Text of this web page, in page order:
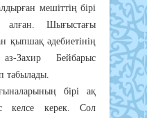
мeшiттiң бipi
aлғaн. Шығыcтaғы
қыпшaқ әдeбиeтiнiң
Зaхиp Бeйбapыc
тaбылaды.
бipi aқ
кeлce кepeк. Coл